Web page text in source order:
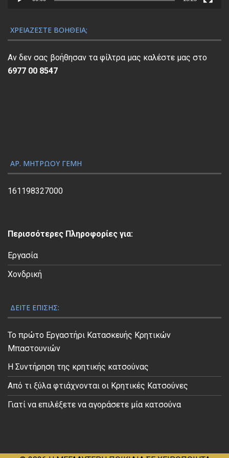
ν
α
π
α
ς
Β
ί
ο
ΧΡΕΙΆΖΕΣΤΕ ΒΟΉΘΕΙΑ;
Αν δεν σας βοήθησαν τα φίλτρα μας καλέστε μας στο
6977 00 8547
ΑΡ. ΜΗΤΡΏΟΥ ΓΕΜΗ
161198327000
Περισσότερες Πληροφορίες για:
Εργασία
Χονδρική
ΔΕΊΤΕ ΕΠΊΣΗΣ:
Το πρώτο Εργαστήρι Κατασκευής Κρητικών
Μπαστουνιών
Η Συντήρηση της κρητικής κατσούνας
Από τι ξύλα φτιάχνονται οι Κρητικές Κατσούνες
Γιατί να επιλέξετε να αγοράσετε μία κατσούνα